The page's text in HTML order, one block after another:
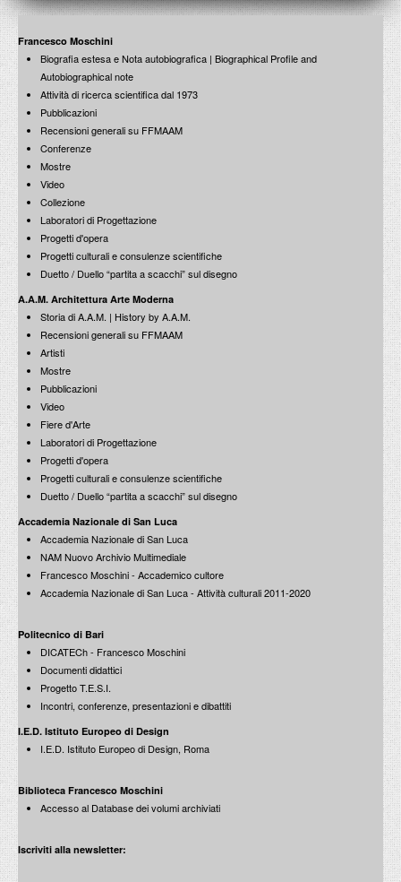
Francesco Moschini
Biografia estesa e Nota autobiografica | Biographical Profile and
Autobiographical note
Attività di ricerca scientifica dal 1973
Pubblicazioni
Recensioni generali su FFMAAM
Conferenze
Mostre
Video
Collezione
Laboratori di Progettazione
Progetti d'opera
Progetti culturali e consulenze scientifiche
Duetto / Duello “partita a scacchi” sul disegno
A.A.M. Architettura Arte Moderna
Storia di A.A.M. | History by A.A.M.
Recensioni generali su FFMAAM
Artisti
Mostre
Pubblicazioni
Video
Fiere d'Arte
Laboratori di Progettazione
Progetti d'opera
Progetti culturali e consulenze scientifiche
Duetto / Duello “partita a scacchi” sul disegno
Accademia Nazionale di San Luca
Accademia Nazionale di San Luca
NAM Nuovo Archivio Multimediale
Francesco Moschini - Accademico cultore
Accademia Nazionale di San Luca - Attività culturali 2011-2020
Politecnico di Bari
DICATECh - Francesco Moschini
Documenti didattici
Progetto T.E.S.I.
Incontri, conferenze, presentazioni e dibattiti
I.E.D. Istituto Europeo di Design
I.E.D. Istituto Europeo di Design, Roma
Biblioteca Francesco Moschini
Accesso al Database dei volumi archiviati
Iscriviti alla newsletter: